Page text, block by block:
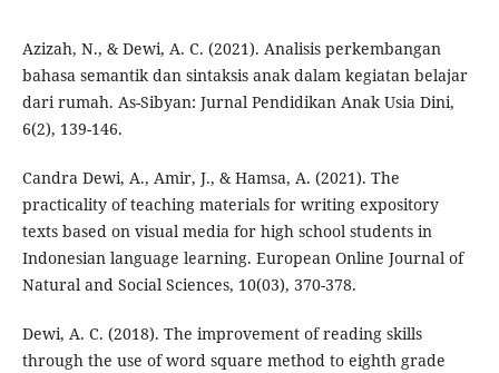
Azizah, N., & Dewi, A. C. (2021). Analisis perkembangan
bahasa semantik dan sintaksis anak dalam kegiatan belajar
dari rumah. As-Sibyan: Jurnal Pendidikan Anak Usia Dini,
6(2), 139-146.
Candra Dewi, A., Amir, J., & Hamsa, A. (2021). The
practicality of teaching materials for writing expository
texts based on visual media for high school students in
Indonesian language learning. European Online Journal of
Natural and Social Sciences, 10(03), 370-378.
Dewi, A. C. (2018). The improvement of reading skills
through the use of word square method to eighth grade